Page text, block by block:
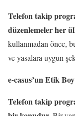
Telefon takip
düzenlemeler her
kullanmadan önce,
ve yasalara uygun
e-casus’un Etik
Telefon takip